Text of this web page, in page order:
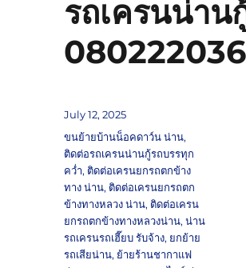
รถเครนน่าน
Posted
July 12, 2025
Tags
ขนย้ายบ้านน็อคดาว์น น่าน,
ติดต่อรถเครนน่านกู้รถบรรทุก
คว่ำ, ติดต่อเครนยกรถตกข้าง
ทาง น่าน, ติดต่อเครนยกรถตก
ข้างทางหลวง น่าน, ติดต่อเครน
ยกรถตกข้างทางหลวงน่าน,น่าน
รถเครนรถเฮี๊ยบ รับจ้าง, ยกย้าย
รถเสียน่าน, ย้ายร้านชากาแฟ